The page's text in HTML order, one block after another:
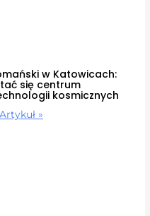
w Katowicach:
się centrum
kosmicznych
»